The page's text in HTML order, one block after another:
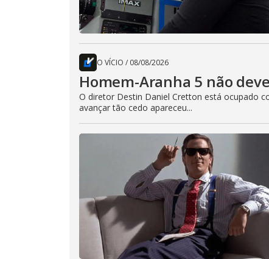
O VÍCIO / 08/08/2026
Homem-Aranha 5 não
O diretor Destin Daniel Cretton está ocupado
avançar tão cedo apareceu...